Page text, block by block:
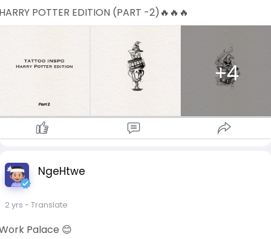
POTTER EDITION (PART -2)🔥🔥🔥
+4
NgeHtwe
2 yrs - Translate
Palace 😊